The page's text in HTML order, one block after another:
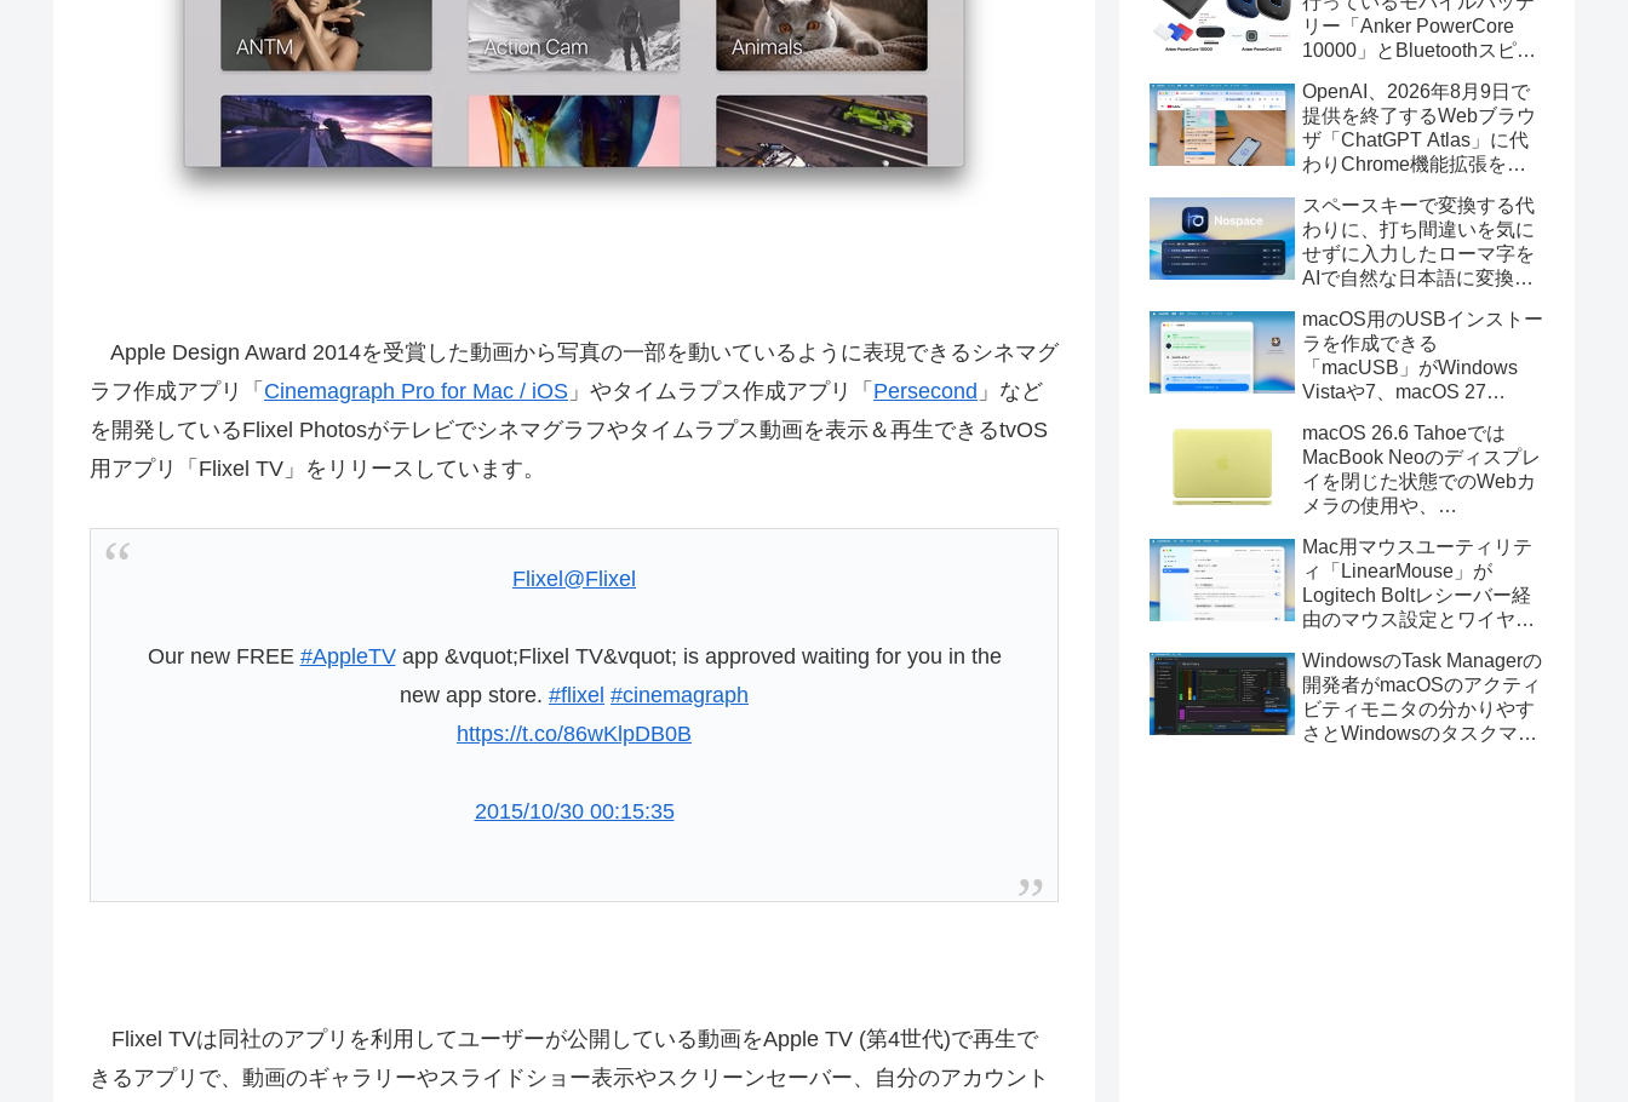
Apple Design Award 2014を受賞した動画から写真の一部を動いているように表現できるシネマグ
ラフ作成アプリ「 Cinemagraph Pro for Mac / iOS 」やタイムラプス作成アプリ「 Persecond 」など
を開発しているFlixel Photosがテレビでシネマグラフやタイムラプス動画を表示＆再生できるtvOS
用アプリ「Flixel TV」をリリースしています。
Flixel@Flixel
Our new FREE #AppleTVapp &vquot;Flixel TV&vquot; is approved waiting for you in the
new app store. #flixel #cinemagraph
https://t.co/86wKlpDB0B
2015/10/30 00:15:35
Flixel TVは同社のアプリを利用してユーザーが公開している動画をApple TV (第4世代)で再生で
きるアプリで、動画のギャラリーやスライドショー表示やスクリーンセーバー、自分のアカウント
リー「Anker PowerCore
10000」とBluetoothスピー
辺を焼損する火災が6月に3
件発生していたそうなので
注意を。
OpenAI、2026年8月9日で
提供を終了するWebブラウ
ザ「ChatGPT Atlas」に代
わりChrome機能拡張をア
画の質問やAsk ChatGPT機
能を追加。
スペースキーで変換する代
わりに、打ち間違いを気に
せずに入力したローマ字を
AIで自然な日本語に変換し
力アプリ「Nospace」がリ
リース。
macOS用のUSBインストー
ラを作成できる
「macUSB」がWindows
Vistaや7、macOS 27
トーラの作成に対応。
macOS 26.6 Tahoeでは
MacBook Neoのディスプレ
イを閉じた状態でのWebカ
メラの使用や、
利用しMacBook Neoを復元
する際の安定性が向上。
Mac用マウスユーティリテ
ィ「LinearMouse」が
Logitech Boltレシーバー経
由のマウス設定とワイヤレ
ックボールに対応。
WindowsのTask Managerの
開発者がmacOSのアクティ
ビティモニタの分かりやす
さとWindowsのタスクマネ